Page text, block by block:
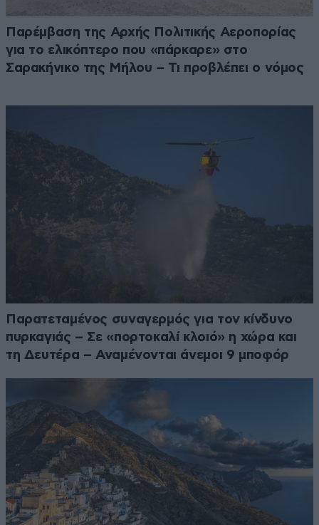
Παρέμβαση της Αρχής Πολιτικής Αεροπορίας
για το ελικόπτερο που «πάρκαρε» στο
Σαρακήνικο της Μήλου – Τι προβλέπει ο νόμος
Παρατεταμένος συναγερμός για τον κίνδυνο
πυρκαγιάς – Σε «πορτοκαλί κλοιό» η χώρα και
τη Δευτέρα – Αναμένονται άνεμοι 9 μποφόρ